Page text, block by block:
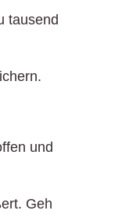
tausend
und
Geh